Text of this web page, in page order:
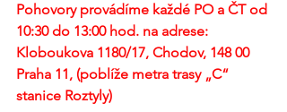
Pohovory provádíme každé PO a ČT od
10:30 do 13:00 hod. na adrese:
Kloboukova 1180/17, Chodov, 148 00
Praha 11, (poblíže metra trasy „C“
stanice Roztyly)